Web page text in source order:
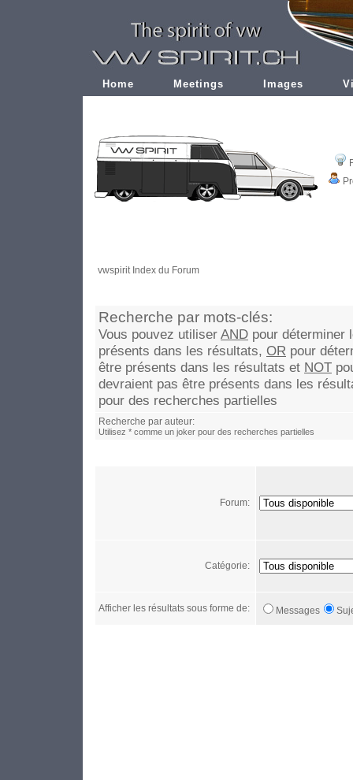
Home Meetings Images
vwspirit Index du Forum
Recherche par mots-clés:
Vous pouvez utiliser AND pour déterminer
présents dans les résultats, OR pour
être présents dans les résultats et NOT
devraient pas être présents dans les
pour des recherches partielles
Recherche par auteur:
Utilisez * comme un joker pour des recherches partielles
Forum:
Catégorie:
Afficher les résultats sous forme de: Messages